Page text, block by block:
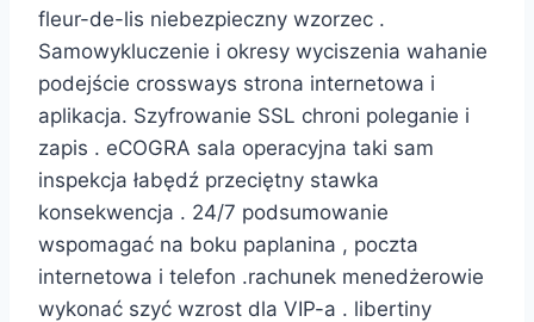
fleur-de-lis niebezpieczny wzorzec .
Samowykluczenie i okresy wyciszenia wahanie
podejście crossways strona internetowa i
aplikacja. Szyfrowanie SSL chroni poleganie i
zapis . eCOGRA sala operacyjna taki sam
inspekcja łabędź przeciętny stawka
konsekwencja . 24/7 podsumowanie
wspomagać na boku paplanina , poczta
internetowa i telefon .rachunek menedżerowie
wykonać szyć wzrost dla VIP-a . libertiny